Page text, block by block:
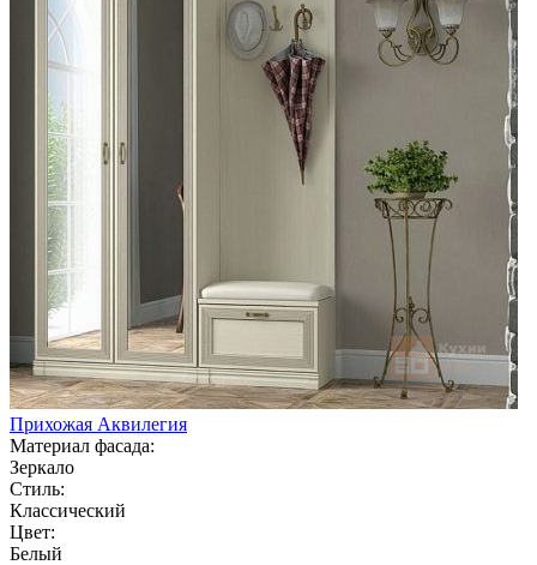
Прихожая Аквилегия
Материал фасада:
Зеркало
Стиль:
Классический
Цвет:
Белый